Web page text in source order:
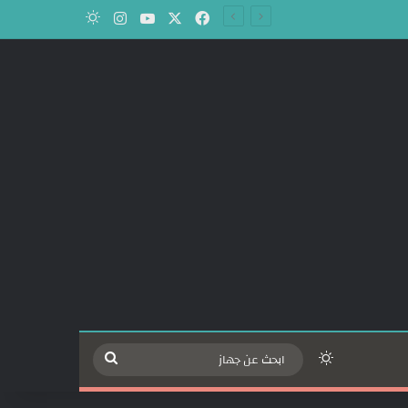
فيسبوك‫YouTube
انستقرامالوضع المظلم
الوضع المظلم
ابحث
عن